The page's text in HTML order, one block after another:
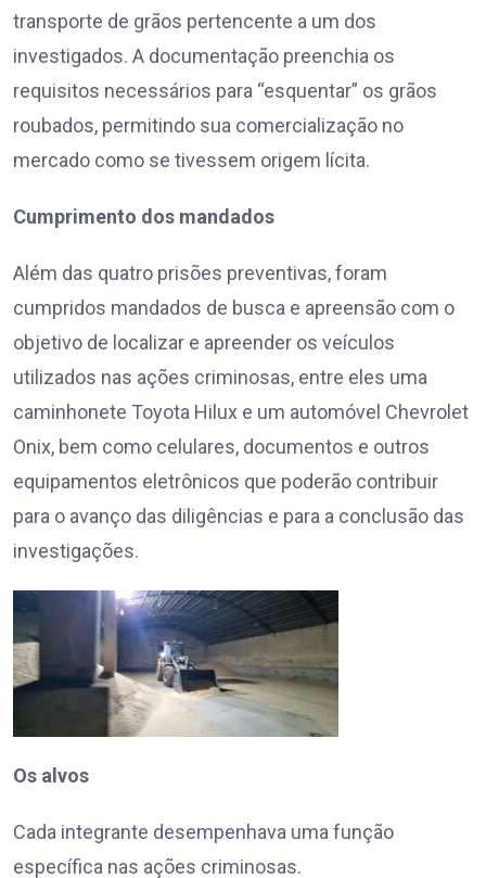
transporte de grãos pertencente a um dos
investigados. A documentação preenchia os
requisitos necessários para “esquentar” os grãos
roubados, permitindo sua comercialização no
mercado como se tivessem origem lícita.
Cumprimento dos mandados
Além das quatro prisões preventivas, foram
cumpridos mandados de busca e apreensão com o
objetivo de localizar e apreender os veículos
utilizados nas ações criminosas, entre eles uma
caminhonete Toyota Hilux e um automóvel Chevrolet
Onix, bem como celulares, documentos e outros
equipamentos eletrônicos que poderão contribuir
para o avanço das diligências e para a conclusão das
investigações.
Os alvos
Cada integrante desempenhava uma função
específica nas ações criminosas.